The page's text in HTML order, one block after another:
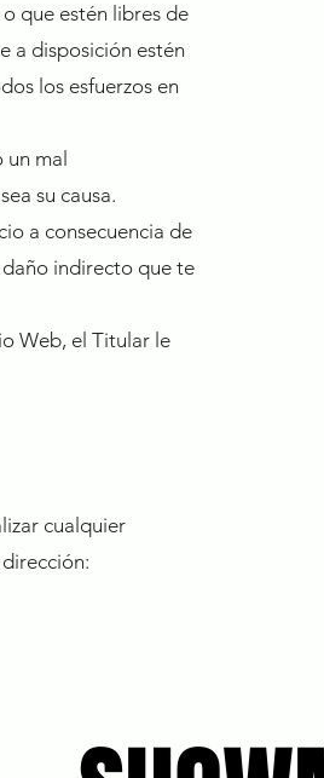
que estén libres de
a disposición estén
los esfuerzos en
mal
su causa.
a consecuencia de
indirecto que te
Web, el Titular le
cualquier